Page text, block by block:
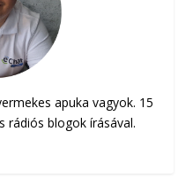
apuka vagyok. 15
rádiós blogok írásával.